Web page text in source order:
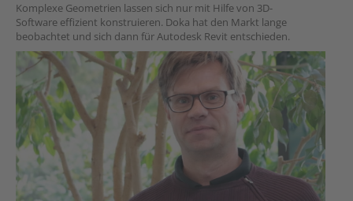
Komplexe Geometrien lassen sich nur mit Hilfe von 3D-
Software effizient konstruieren. Doka hat den Markt lange
beobachtet und sich dann für Autodesk Revit entschieden.